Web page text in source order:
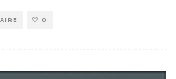
0